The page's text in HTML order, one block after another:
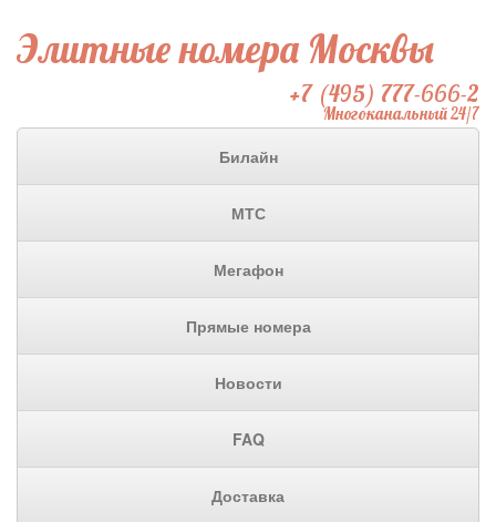
Элитные номера Москвы
+7 (495) 777-666-2
Многоканальный 24/7
Билайн
МТС
Мегафон
Прямые номера
Новости
FAQ
Доставка